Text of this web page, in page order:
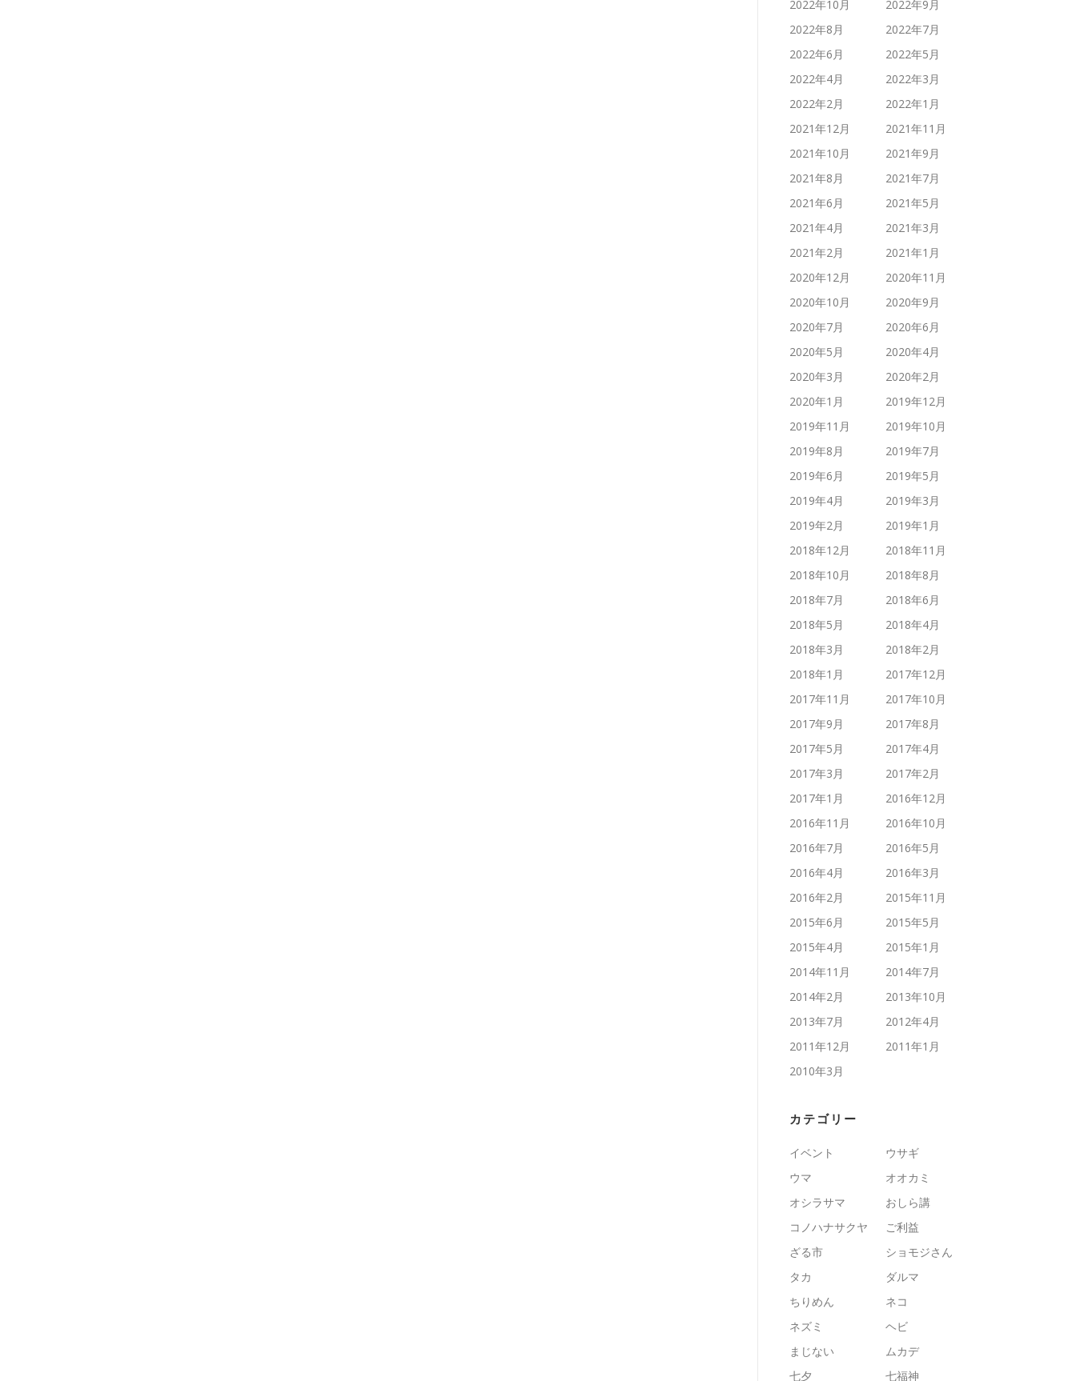
2022年10月
2022年9月
2022年8月
2022年7月
2022年6月
2022年5月
2022年4月
2022年3月
2022年2月
2022年1月
2021年12月
2021年11月
2021年10月
2021年9月
2021年8月
2021年7月
2021年6月
2021年5月
2021年4月
2021年3月
2021年2月
2021年1月
2020年12月
2020年11月
2020年10月
2020年9月
2020年7月
2020年6月
2020年5月
2020年4月
2020年3月
2020年2月
2020年1月
2019年12月
2019年11月
2019年10月
2019年8月
2019年7月
2019年6月
2019年5月
2019年4月
2019年3月
2019年2月
2019年1月
2018年12月
2018年11月
2018年10月
2018年8月
2018年7月
2018年6月
2018年5月
2018年4月
2018年3月
2018年2月
2018年1月
2017年12月
2017年11月
2017年10月
2017年9月
2017年8月
2017年5月
2017年4月
2017年3月
2017年2月
2017年1月
2016年12月
2016年11月
2016年10月
2016年7月
2016年5月
2016年4月
2016年3月
2016年2月
2015年11月
2015年6月
2015年5月
2015年4月
2015年1月
2014年11月
2014年7月
2014年2月
2013年10月
2013年7月
2012年4月
2011年12月
2011年1月
2010年3月
カテゴリー
イベント
ウサギ
ウマ
オオカミ
オシラサマ
おしら講
コノハナサクヤ
ご利益
ざる市
ショモジさん
タカ
ダルマ
ちりめん
ネコ
ネズミ
ヘビ
まじない
ムカデ
七夕
七福神